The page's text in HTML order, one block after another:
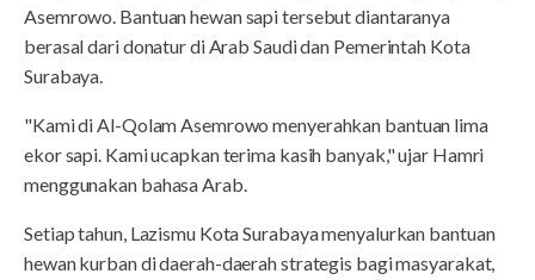
Asemrowo. Bantuan hewan sapi tersebut diantaranya
berasal dari donatur di Arab Saudi dan Pemerintah Kota
Surabaya.
"Kami di Al-Qolam Asemrowo menyerahkan bantuan lima
ekor sapi. Kami ucapkan terima kasih banyak," ujar Hamri
menggunakan bahasa Arab.
Setiap tahun, Lazismu Kota Surabaya menyalurkan bantuan
hewan kurban di daerah-daerah strategis bagi masyarakat,